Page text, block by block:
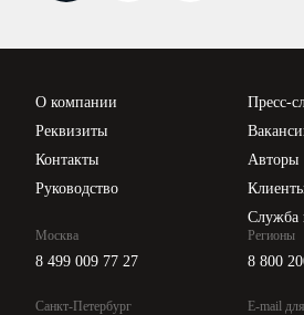
О компании
Реквизиты
Контакты
Руководство
Пресс-
Авторы
Служба
Москва
8 499 009 77 27
Санкт-Петербург
Регионы
8 800
E-mail